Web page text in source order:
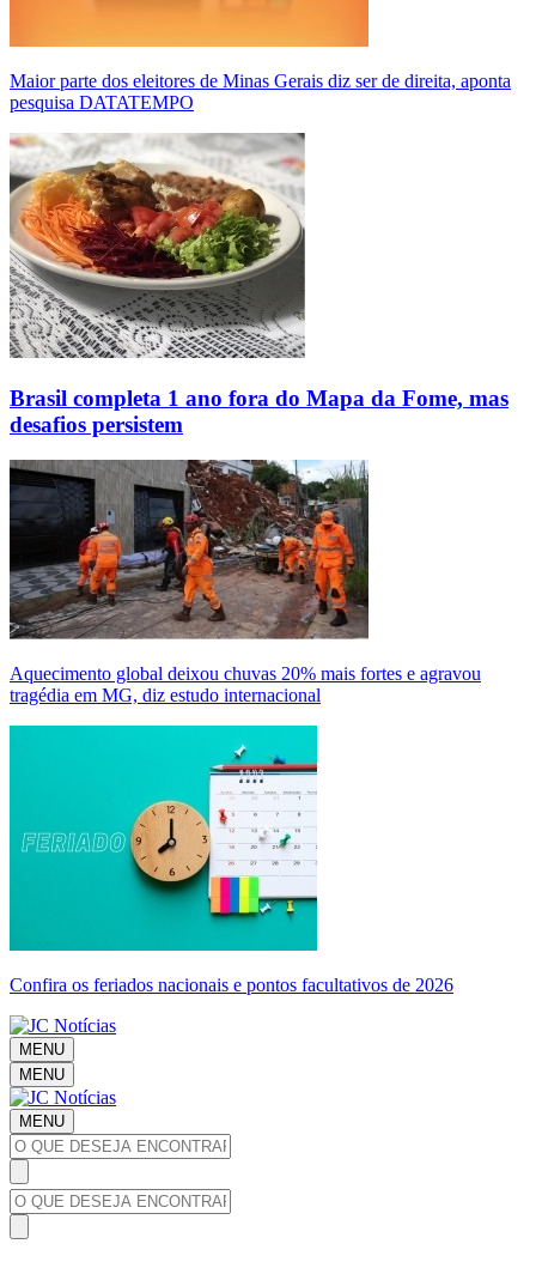
Maior parte dos eleitores de Minas Gerais diz ser de direita, aponta
pesquisa DATATEMPO
Brasil completa 1 ano fora do Mapa da Fome, mas
desafios persistem
Aquecimento global deixou chuvas 20% mais fortes e agravou
tragédia em MG, diz estudo internacional
Confira os feriados nacionais e pontos facultativos de 2026
MENU
MENU
MENU